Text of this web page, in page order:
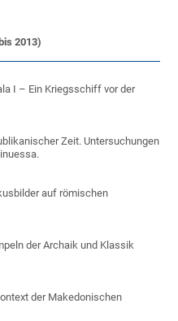
2013)
I – Ein Kriegsschiff vor der
Zeit. Untersuchungen
auf römischen
der Archaik und Klassik
der Makedonischen